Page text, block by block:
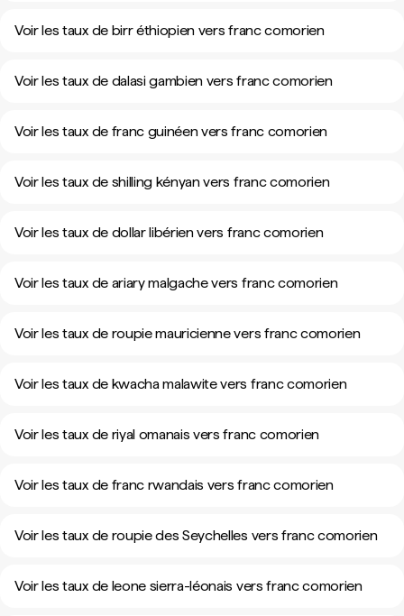
Voir les taux de birr éthiopien vers franc comorien
Voir les taux de dalasi gambien vers franc comorien
Voir les taux de franc guinéen vers franc comorien
Voir les taux de shilling kényan vers franc comorien
Voir les taux de dollar libérien vers franc comorien
Voir les taux de ariary malgache vers franc comorien
Voir les taux de roupie mauricienne vers franc comorien
Voir les taux de kwacha malawite vers franc comorien
Voir les taux de riyal omanais vers franc comorien
Voir les taux de franc rwandais vers franc comorien
Voir les taux de roupie des Seychelles vers franc comorien
Voir les taux de leone sierra-léonais vers franc comorien